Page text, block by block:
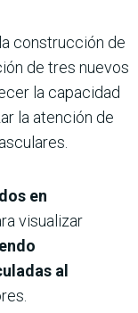
construcción de
de tres nuevos
la capacidad
la atención de
en
visualizar
al